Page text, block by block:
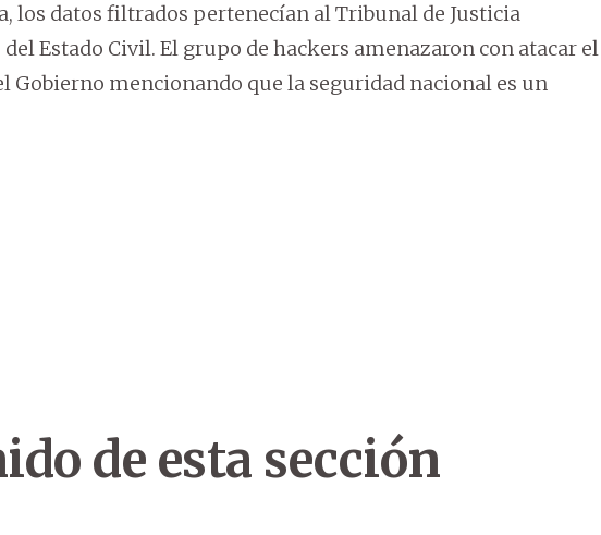
los datos filtrados pertenecían al Tribunal de Justicia
del Estado Civil. El grupo de hackers amenazaron con atacar el
Gobierno mencionando que la seguridad nacional es un
de esta sección